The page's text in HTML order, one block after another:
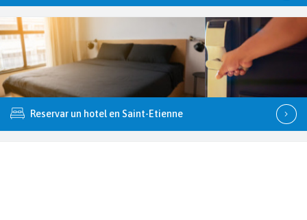
Reservar un hotel en Saint-Etienne